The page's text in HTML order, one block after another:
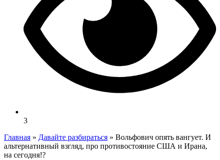
3
Главная » Давайте разбираться » Вольфович опять вангует. И
альтернативный взгляд, про противостояние США и Ирана,
на сегодня!?